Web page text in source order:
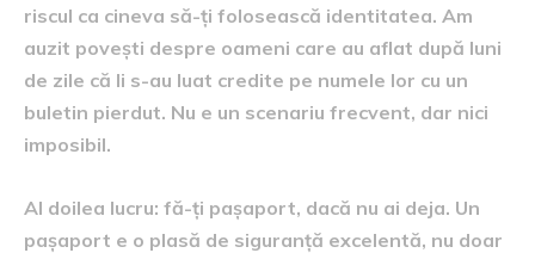
riscul ca cineva să-ți folosească identitatea. Am
auzit povești despre oameni care au aflat după luni
de zile că li s-au luat credite pe numele lor cu un
buletin pierdut. Nu e un scenariu frecvent, dar nici
imposibil.
Al doilea lucru: fă-ți pașaport, dacă nu ai deja. Un
pașaport e o plasă de siguranță excelentă, nu doar